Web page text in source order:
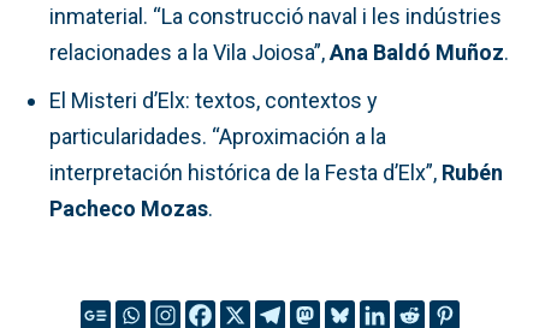
inmaterial. “La construcció naval i les indústries
relacionades a la Vila Joiosa”,Ana Baldó Muñoz.
El Misteri d’Elx: textos, contextos y
particularidades. “Aproximación a la
interpretación histórica de la Festa d’Elx”, Rubén
Pacheco Mozas.